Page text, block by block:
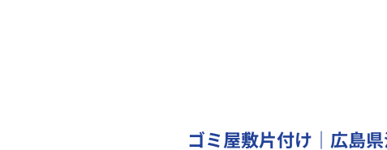
ゴミ屋敷片付け｜広島